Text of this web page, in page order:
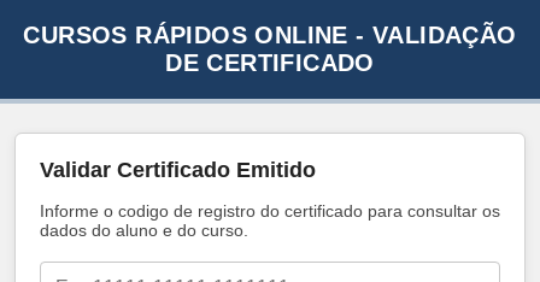
CURSOS RÁPIDOS ONLINE - VALIDAÇÃO
DE CERTIFICADO
Validar Certificado Emitido
Informe o codigo de registro do certificado para consultar os
dados do aluno e do curso.